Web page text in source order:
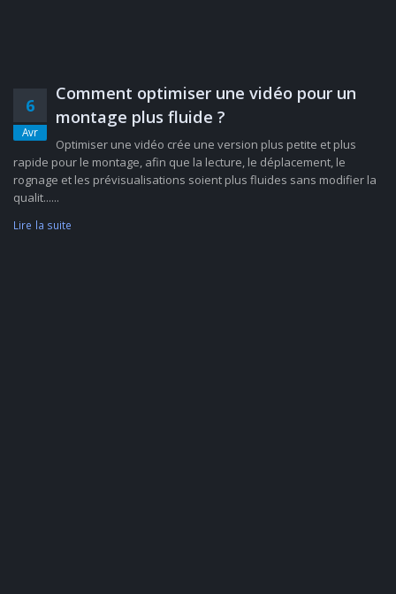
6
Avr
Comment optimiser une vidéo pour un
montage plus fluide ?
Optimiser une vidéo crée une version plus petite et plus
rapide pour le montage, afin que la lecture, le déplacement, le
rognage et les prévisualisations soient plus fluides sans modifier la
qualit......
Lire la suite